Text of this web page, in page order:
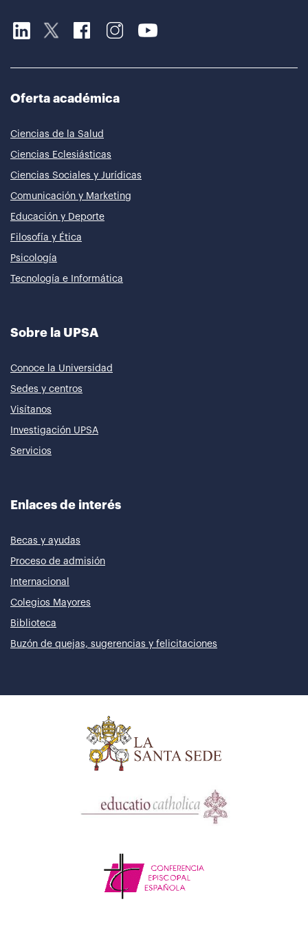
Oferta académica
Ciencias de la Salud
Ciencias Eclesiásticas
Ciencias Sociales y Jurídicas
Comunicación y Marketing
Educación y Deporte
Filosofía y Ética
Psicología
Tecnología e Informática
Sobre la UPSA
Conoce la Universidad
Sedes y centros
Visítanos
Investigación UPSA
Servicios
Enlaces de interés
Becas y ayudas
Proceso de admisión
Internacional
Colegios Mayores
Biblioteca
Buzón de quejas, sugerencias y felicitaciones